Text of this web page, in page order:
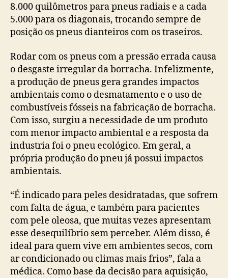
8.000 quilômetros para pneus radiais e a cada
5.000 para os diagonais, trocando sempre de
posição os pneus dianteiros com os traseiros.
Rodar com os pneus com a pressão errada causa
o desgaste irregular da borracha. Infelizmente,
a produção de pneus gera grandes impactos
ambientais como o desmatamento e o uso de
combustíveis fósseis na fabricação de borracha.
Com isso, surgiu a necessidade de um produto
com menor impacto ambiental e a resposta da
industria foi o pneu ecológico. Em geral, a
própria produção do pneu já possui impactos
ambientais.
“É indicado para peles desidratadas, que sofrem
com falta de água, e também para pacientes
com pele oleosa, que muitas vezes apresentam
esse desequilíbrio sem perceber. Além disso, é
ideal para quem vive em ambientes secos, com
ar condicionado ou climas mais frios”, fala a
médica. Como base da decisão para aquisição,